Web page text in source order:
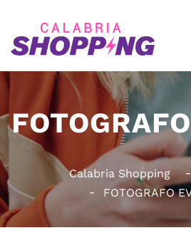
Calabria Shopping
FOTOGRAFO